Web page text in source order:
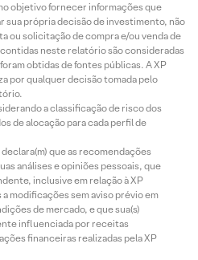
objetivo fornecer informações que
sua própria decisão de investimento, não
ou solicitação de compra e/ou venda de
neste relatório são consideradas
obtidas de fontes públicas. A XP
por qualquer decisão tomada pelo
a classificação de risco dos
de alocação para cada perfil de
que as recomendações
análises e opiniões pessoais, que
inclusive em relação à XP
modificações sem aviso prévio em
de mercado, e que sua(s)
influenciada por receitas
financeiras realizadas pela XP